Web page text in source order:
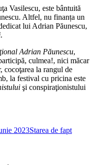
Vasilescu, este bântuită
Altfel, nu finanța un
lui Adrian Păunescu,
.
Adrian Păunescu,
culmea!, nici măcar
cocoţarea la rangul de
la festival cu pricina este
şi conspiraţionistului
2023Starea de fapt